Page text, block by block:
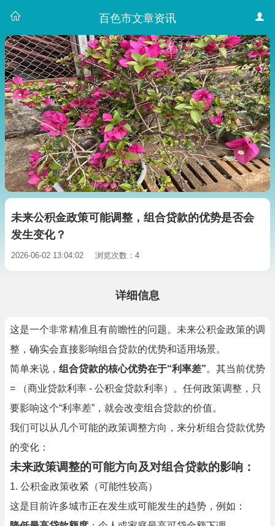
百色市文章资讯
未来公积金政策可能调整，组合贷款的优势是否会
发生变化？
2026-06-02 13:04:02 浏览次数：4
详细信息
这是一个非常精准且有前瞻性的问题。未来公积金政策的调
整，确实会直接影响组合贷款的优势和适用场景。
简单来说， 组合贷款的核心优势在于“利率差”。其当前优势
= （商业贷款利率 - 公积金贷款利率）。任何政策调整，只
要影响这个“利率差”，就会改变组合贷款的价值。
我们可以从几个可能的政策调整方向，来分析组合贷款优势
的变化：
未来政策调整的可能方向及对组合贷款的影响：
1. 公积金政策收紧（可能性较高）
这是目前许多城市正在发生或可能发生的趋势，例如：